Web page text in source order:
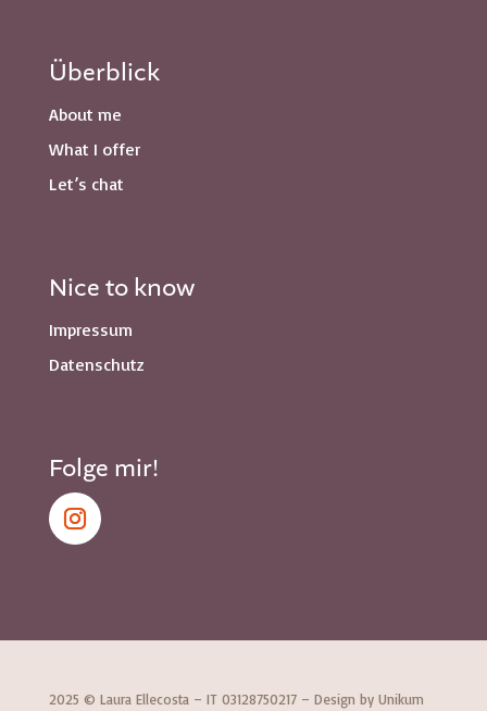
Überblick
About me
What I offer
Let’s chat
Nice to know
Impressum
Datenschutz
Folge mir!
2025 © Laura Ellecosta – IT 03128750217 – Design by Unikum